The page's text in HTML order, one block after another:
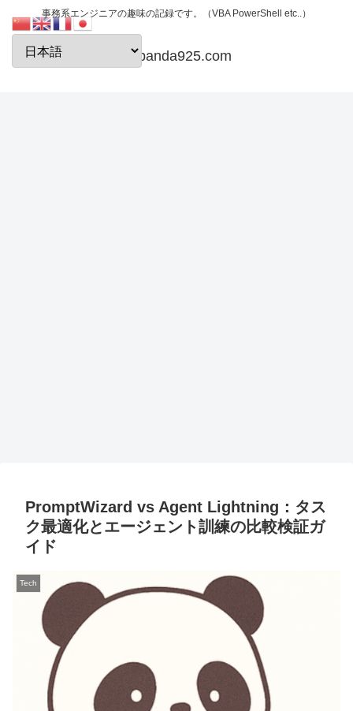
事務系エンジニアの趣味の記録です。（VBA PowerShell etc..）
papanda925.com
PromptWizard vs Agent Lightning：タス
ク最適化とエージェント訓練の比較検証ガ
イド
Tech